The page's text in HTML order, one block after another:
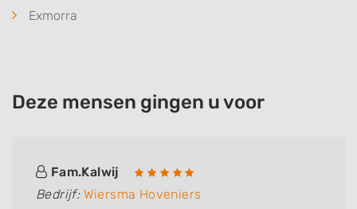
Exmorra
Deze mensen gingen u voor
Fam.Kalwij
Bedrijf: Wiersma Hoveniers